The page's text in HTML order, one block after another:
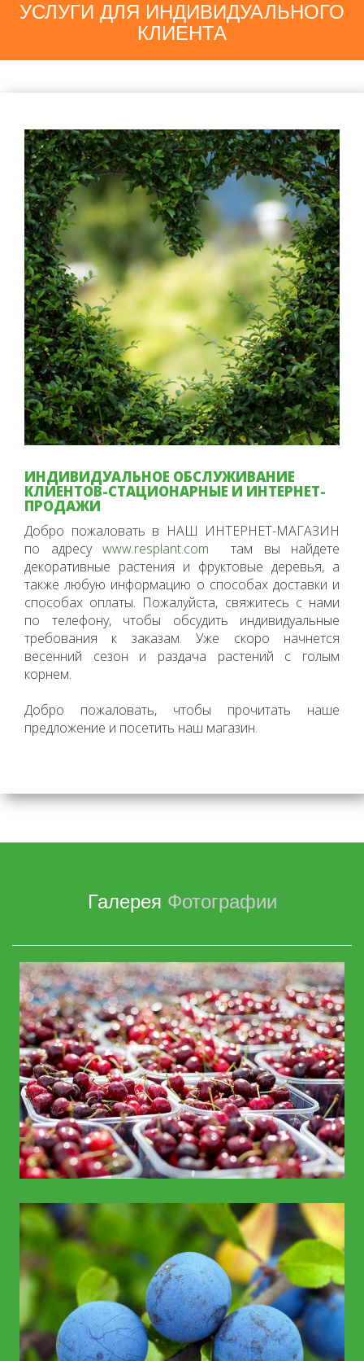
УСЛУГИ ДЛЯ ИНДИВИДУАЛЬНОГО
КЛИЕНТА
ИНДИВИДУАЛЬНОЕ ОБСЛУЖИВАНИЕ
КЛИЕНТОВ-СТАЦИОНАРНЫЕ И ИНТЕРНЕТ-
ПРОДАЖИ
Добро пожаловать в НАШ ИНТЕРНЕТ-МАГАЗИН
по адресу www.resplant.com там вы найдете
декоративные растения и фруктовые деревья, а
также любую информацию о способах доставки и
способах оплаты. Пожалуйста, свяжитесь с нами
по телефону, чтобы обсудить индивидуальные
требования к заказам. Уже скоро начнется
весенний сезон и раздача растений с голым
корнем.
Добро пожаловать, чтобы прочитать наше
предложение и посетить наш магазин.
Галерея Фотографии